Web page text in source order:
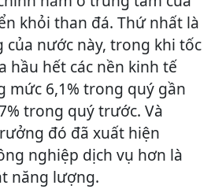
khỏi than đá. Thứ nhất là
nước này, trong khi tốc
hầu hết các nền kinh tế
mức 6,1% trong quý gần
trong quý trước. Và
đó đã xuất hiện
nghiệp dịch vụ hơn là
năng lượng.